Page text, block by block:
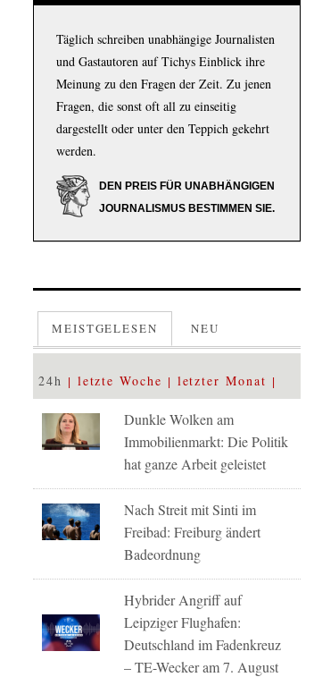
Täglich schreiben unabhängige Journalisten
und Gastautoren auf Tichys Einblick ihre
Meinung zu den Fragen der Zeit. Zu jenen
Fragen, die sonst oft all zu einseitig
dargestellt oder unter den Teppich gekehrt
werden.
DEN PREIS FÜR UNABHÄNGIGEN
JOURNALISMUS BESTIMMEN SIE.
MEISTGELESEN NEU
24h letzte Woche letzter Monat
Dunkle Wolken am
Immobilienmarkt: Die Politik
hat ganze Arbeit geleistet
Nach Streit mit Sinti im
Freibad: Freiburg ändert
Badeordnung
Hybrider Angriff auf
Leipziger Flughafen:
Deutschland im Fadenkreuz
– TE-Wecker am 7. August